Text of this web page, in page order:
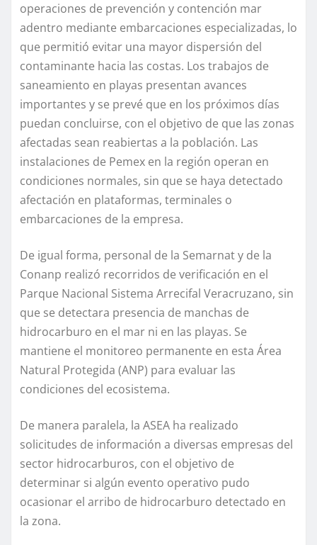
operaciones de prevención y contención mar
adentro mediante embarcaciones especializadas, lo
que permitió evitar una mayor dispersión del
contaminante hacia las costas. Los trabajos de
saneamiento en playas presentan avances
importantes y se prevé que en los próximos días
puedan concluirse, con el objetivo de que las zonas
afectadas sean reabiertas a la población. Las
instalaciones de Pemex en la región operan en
condiciones normales, sin que se haya detectado
afectación en plataformas, terminales o
embarcaciones de la empresa.
De igual forma, personal de la Semarnat y de la
Conanp realizó recorridos de verificación en el
Parque Nacional Sistema Arrecifal Veracruzano, sin
que se detectara presencia de manchas de
hidrocarburo en el mar ni en las playas. Se
mantiene el monitoreo permanente en esta Área
Natural Protegida (ANP) para evaluar las
condiciones del ecosistema.
De manera paralela, la ASEA ha realizado
solicitudes de información a diversas empresas del
sector hidrocarburos, con el objetivo de
determinar si algún evento operativo pudo
ocasionar el arribo de hidrocarburo detectado en
la zona.